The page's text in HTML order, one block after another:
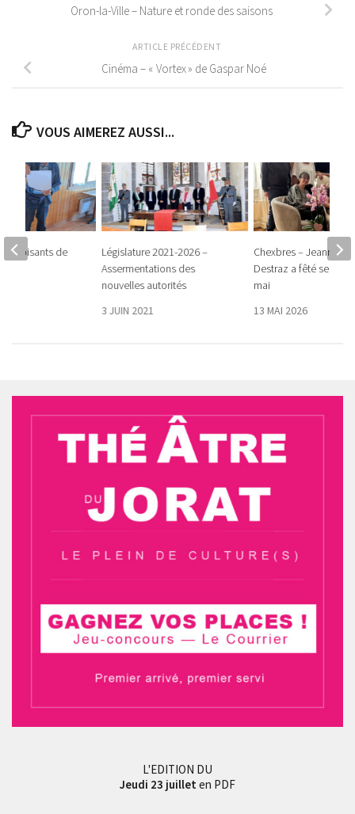
Oron-la-Ville – Nature et ronde des saisons
ARTICLE PRÉCÉDENT
Cinéma – « Vortex » de Gaspar Noé
VOUS AIMEREZ AUSSI...
Législature 2021-2026 –
Assermentations des
nouvelles autorités
3 JUIN 2021
Chexbres – Jeannette
Destraz a fêté ses 90
mai
13 MAI 2026
patoisants de
L'EDITION DU
Jeudi 23 juillet en PDF